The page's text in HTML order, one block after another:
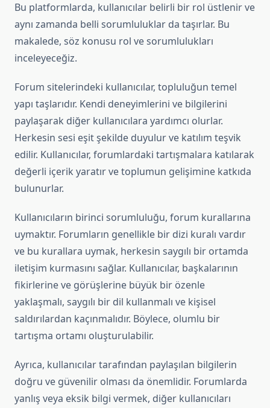
Bu platformlarda, kullanıcılar belirli bir rol üstlenir ve
aynı zamanda belli sorumluluklar da taşırlar. Bu
makalede, söz konusu rol ve sorumlulukları
inceleyeceğiz.
Forum sitelerindeki kullanıcılar, topluluğun temel
yapı taşlarıdır. Kendi deneyimlerini ve bilgilerini
paylaşarak diğer kullanıcılara yardımcı olurlar.
Herkesin sesi eşit şekilde duyulur ve katılım teşvik
edilir. Kullanıcılar, forumlardaki tartışmalara katılarak
değerli içerik yaratır ve toplumun gelişimine katkıda
bulunurlar.
Kullanıcıların birinci sorumluluğu, forum kurallarına
uymaktır. Forumların genellikle bir dizi kuralı vardır
ve bu kurallara uymak, herkesin saygılı bir ortamda
iletişim kurmasını sağlar. Kullanıcılar, başkalarının
fikirlerine ve görüşlerine büyük bir özenle
yaklaşmalı, saygılı bir dil kullanmalı ve kişisel
saldırılardan kaçınmalıdır. Böylece, olumlu bir
tartışma ortamı oluşturulabilir.
Ayrıca, kullanıcılar tarafından paylaşılan bilgilerin
doğru ve güvenilir olması da önemlidir. Forumlarda
yanlış veya eksik bilgi vermek, diğer kullanıcıları